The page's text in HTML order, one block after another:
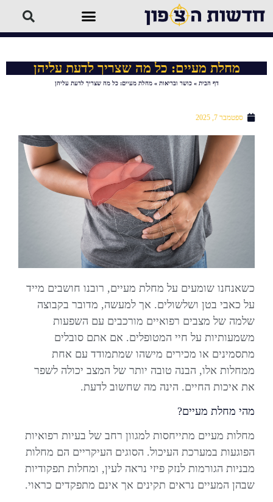
מחלת מעיים: כל מה שצריך לדעת עליהן
דף הבית »כושר ובריאות »מחלת מעיים: כל מה שצריך לדעת עליהן
ספטמבר 7, 2025
כשאנחנו שומעים על מחלת מעיים, רובנו חושבים מייד
על כאבי בטן ושלשולים. אך למעשה, מדובר בקבוצה
שלמה של מצבים רפואיים מורכבים עם השפעות
משמעותיות על חיי המטופלים. אם אתם סובלים
מתסמינים או מכירים מישהו שמתמודד עם אחת
ממחלות אלו, הבנה טובה יותר של המצב יכולה לשפר
את איכות החיים. הינה מה שחשוב לדעת.
מהי מחלת מעיים?
מחלות מעיים מתייחסות למגוון רחב של בעיות רפואיות
הפוגעות במערכת העיכול. הסוגים העיקריים הם מחלות
מבניות הגורמות לנזק פיזי נראה לעין, ומחלות תפקודיות
שבהן המעיים נראים תקינים אך אינם מתפקדים כראוי.